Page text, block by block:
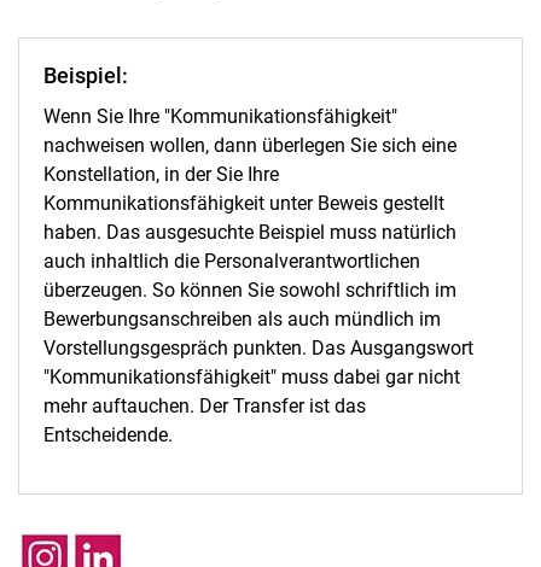
Beispiel:
Wenn Sie Ihre "Kommunikationsfähigkeit"
nachweisen wollen, dann überlegen Sie sich eine
Konstellation, in der Sie Ihre
Kommunikationsfähigkeit unter Beweis gestellt
haben. Das ausgesuchte Beispiel muss natürlich
auch inhaltlich die Personalverantwortlichen
überzeugen. So können Sie sowohl schriftlich im
Bewerbungsanschreiben als auch mündlich im
Vorstellungsgespräch punkten. Das Ausgangswort
"Kommunikationsfähigkeit" muss dabei gar nicht
mehr auftauchen. Der Transfer ist das
Entscheidende.